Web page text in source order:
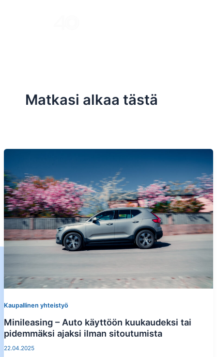
Matkasi alkaa tästä
Kaupallinen yhteistyö
Minileasing – Auto käyttöön kuukaudeksi tai
pidemmäksi ajaksi ilman sitoutumista
22.04.2025